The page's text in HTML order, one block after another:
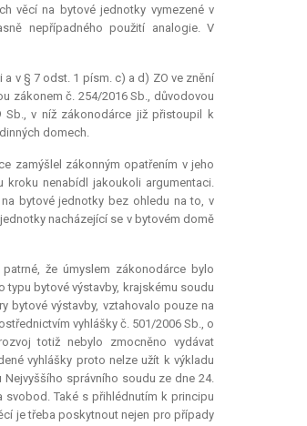
věcí na bytové jednotky vymezené v
nepřípadného použití analogie. V
v § 7 odst. 1 písm. c) a d) ZO ve znění
zákonem č. 254/2016 Sb., důvodovou
Sb., v níž zákonodárce již přistoupil k
domech.
zamýšlel zákonným opatřením v jeho
nenabídl jakoukoli argumentaci.
bytové jednotky bez ohledu na to, v
nacházející se v bytovém domě
že úmyslem zákonodárce bylo
bytové výstavby, krajskému soudu
bytové výstavby, vztahovalo pouze na
vyhlášky č. 501/2006 Sb., o
totiž nebylo zmocněno vydávat
vyhlášky proto nelze užít k výkladu
správního soudu ze dne 24.
svobod. Také s přihlédnutím k principu
je třeba poskytnout nejen pro případy